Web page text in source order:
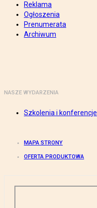
Reklama
Ogłoszenia
Prenumerata
Archiwum
NASZE WYDARZENIA
Szkolenia i konferencje
MAPA STRONY
OFERTA PRODUKTOWA